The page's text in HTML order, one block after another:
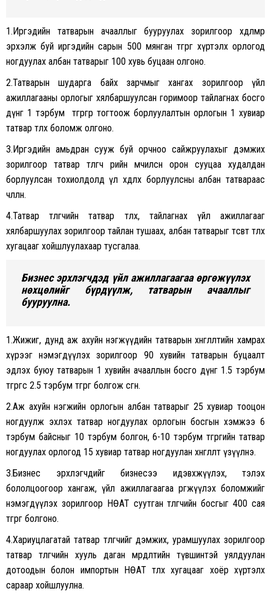
1.Иргэдийн татварын ачааллыг бууруулах зорилгоор хөдөлмөр
эрхэлж буй иргэдийн сарын 500 мянган төгрөг хүртэлх орлогод
ногдуулах албан татварыг 100 хувь буцаан олгоно.
2.Татварын шударга байх зарчмыг хангах зорилгоор үйл
ажиллагааны орлогыг хялбаршуулсан горимоор тайлагнах босго
дүнг 1 тэрбум төгрөгөөр тогтоож борлуулалтын орлогын 1 хувиар
татвар төлөх боломж олгоно.
3.Иргэдийн амьдран сууж буй орчноо сайжруулахыг дэмжих
зорилгоор татвар төлөгч өөрийн өмчилсөн орон сууцаа худалдан
борлуулсан тохиолдолд үл хөдлөх борлуулсны албан татвараас
чөлөөлнө.
4.Татвар төлөгчийн татвар төлөх, тайлагнах үйл ажиллагааг
хялбаршуулах зорилгоор тайлан тушаах, албан татварыг төсөвт төлөх
хугацааг хойшлуулахаар тусгалаа.
Бизнес эрхлэгчдэд үйл ажиллагаагаа өргөжүүлэх
нөхцөлийг бүрдүүлж, татварын ачааллыг
бууруулна.
1.Жижиг, дунд аж ахуйн нэгжүүдийн татварын хөнгөлөлтийн хамрах
хүрээг нэмэгдүүлэх зорилгоор 90 хувийн татварын буцаалт
эдлэх буюу татварын 1 хувийн ачааллын босго дүнг 1.5 тэрбум
төгрөгөөс 2.5 тэрбум төгрөг болгож өсгөнө.
2.Аж ахуйн нэгжийн орлогын албан татварыг 25 хувиар тооцон
ногдуулж эхлэх татвар ногдуулах орлогын босгын хэмжээ 6
тэрбум байсныг 10 тэрбум болгон, 6-10 тэрбум төгрөгийн татвар
ногдуулах орлогод 15 хувиар татвар ногдуулан хөнгөлөлт үзүүлнэ.
3.Бизнес эрхлэгчдийг бизнесээ идэвхжүүлэх, тэлэх
бололцоогоор хангаж, үйл ажиллагаагаа өргөжүүлэх боломжийг
нэмэгдүүлэх зорилгоор НӨАТ суутган төлөгчийн босгыг 400 сая
төгрөг болгоно.
4.Хариуцлагатай татвар төлөгчийг дэмжих, урамшуулах зорилгоор
татвар төлөгчийн хууль даган мөрдөлтийн түвшинтэй уялдуулан
дотоодын болон импортын НӨАТ төлөх хугацааг хоёр хүртэлх
сараар хойшлуулна.